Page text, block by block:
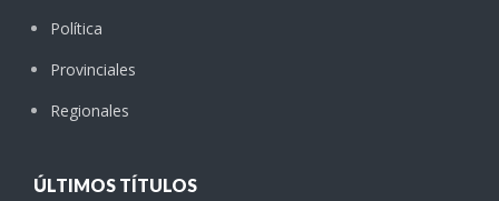
Política
Provinciales
Regionales
ÚLTIMOS TÍTULOS